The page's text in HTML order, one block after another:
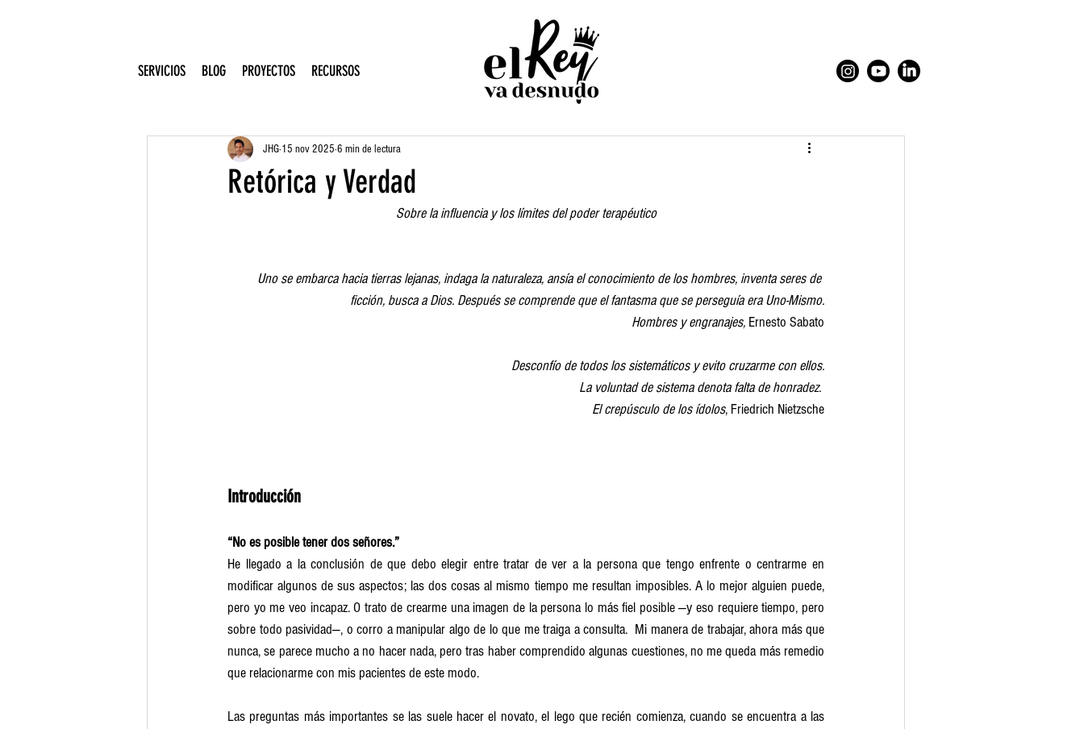
SERVICIOS BLOG PROYECTOS RECURSOS
Retórica y Verdad
JHG 15 nov 2025 6 min de lectura
Sobre la influencia y los límites del poder terapéutico
Uno se embarca hacia tierras lejanas, indaga la naturaleza, ansía el conocimiento de los hombres, inventa seres de
ficción, busca a Dios. Después se comprende que el fantasma que se perseguía era Uno-Mismo.
Hombres y engranajes, Ernesto Sabato
Desconfío de todos los sistemáticos y evito cruzarme con ellos.
La voluntad de sistema denota falta de honradez.
El crepúsculo de los ídolos, Friedrich Nietzsche
Introducción
“No es posible tener dos señores.”
He llegado a la conclusión de que debo elegir entre tratar de ver a la persona que tengo enfrente o centrarme en
modificar algunos de sus aspectos; las dos cosas al mismo tiempo me resultan imposibles. A lo mejor alguien puede,
pero yo me veo incapaz. O trato de crearme una imagen de la persona lo más fiel posible —y eso requiere tiempo, pero
sobre todo pasividad—, o corro a manipular algo de lo que me traiga a consulta.  Mi manera de trabajar, ahora más que
nunca, se parece mucho a no hacer nada, pero tras haber comprendido algunas cuestiones, no me queda más remedio
que relacionarme con mis pacientes de este modo.
Las preguntas más importantes se las suele hacer el novato, el lego que recién comienza, cuando se encuentra a las